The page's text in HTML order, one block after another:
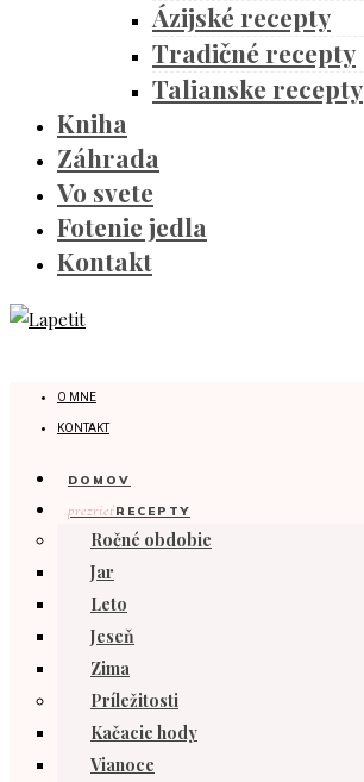
Ázijské recepty
Tradičné recepty
Talianske recepty
Kniha
Záhrada
Vo svete
Fotenie jedla
Kontakt
O MNE
KONTAKT
DOMOV
prezrieťRECEPTY
Ročné obdobie
Jar
Leto
Jeseň
Zima
Príležitosti
Kačacie hody
Vianoce